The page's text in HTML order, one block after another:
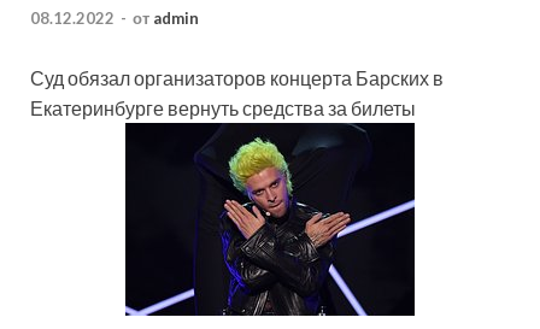
08.12.2022 - от admin
Суд обязал организаторов концерта Барских в
Екатеринбурге вернуть средства за билеты